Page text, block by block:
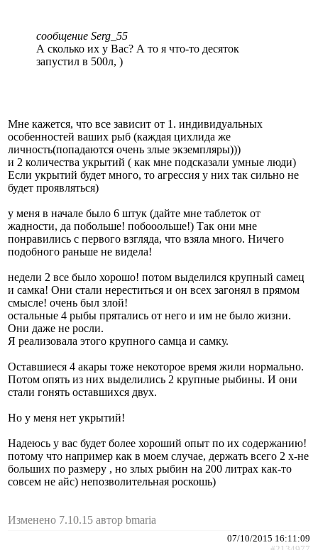
сообщение Serg_55
А сколько их у Вас? А то я что-то десяток
запустил в 500л, )
Мне кажется, что все зависит от 1. индивидуальных
особенностей ваших рыб (каждая цихлида же
личность(попадаются очень злые экземпляры)))
и 2 количества укрытий ( как мне подсказали умные люди)
Если укрытий будет много, то агрессия у них так сильно не
будет проявляться)
у меня в начале было 6 штук (дайте мне таблеток от
жадности, да побольше! побооольше!) Так они мне
понравились с первого взгляда, что взяла много. Ничего
подобного раньше не видела!
недели 2 все было хорошо! потом выделился крупный самец
и самка! Они стали нереститься и он всех загонял в прямом
смысле! очень был злой!
остальные 4 рыбы прятались от него и им не было жизни.
Они даже не росли.
Я реализовала этого крупного самца и самку.
Оставшиеся 4 акары тоже некоторое время жили нормально.
Потом опять из них выделились 2 крупные рыбины. И они
стали гонять оставшихся двух.
Но у меня нет укрытий!
Надеюсь у вас будет более хороший опыт по их содержанию!
потому что например как в моем случае, держать всего 2 х-не
больших по размеру , но злых рыбин на 200 литрах как-то
совсем не айс) непозволительная роскошь)
Изменено 7.10.15 автор bmaria
07/10/2015 16:11:09